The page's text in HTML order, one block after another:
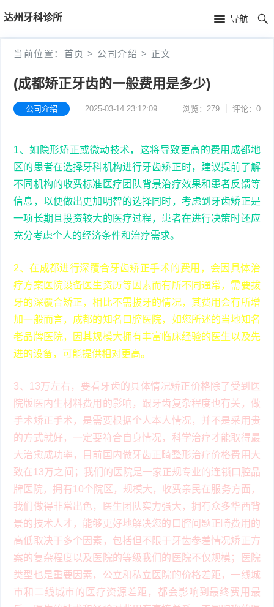
达州牙科诊所 导航
首
页
首
当前位置： 首页 > 公司介绍 > 正文
(成都矫正牙齿的一般费用是多少)
公司介绍 2025-03-14 23:12:09 浏览：279 评论：0
1、如隐形矫正或微动技术，这将导致更高的费用成都地
区的患者在选择牙科机构进行牙齿矫正时，建议提前了解
不同机构的收费标准医疗团队背景治疗效果和患者反馈等
信息，以便做出更加明智的选择同时，考虑到牙齿矫正是
一项长期且投资较大的医疗过程，患者在进行决策时还应
充分考虑个人的经济条件和治疗需求。
2、在成都进行深覆合牙齿矫正手术的费用，会因具体治
疗方案医院设备医生资历等因素而有所不同通常，需要拔
牙的深覆合矫正，相比不需拔牙的情况，其费用会有所增
加一般而言，成都的知名口腔医院，如您所述的当地知名
老品牌医院，因其规模大拥有丰富临床经验的医生以及先
进的设备，可能提供相对更高。
3、13万左右，要看牙齿的具体情况矫正价格除了受到医
院版医内生材料费用的影响，跟牙齿复杂程度也有关，做
手术矫正手术，是需要根据个人本人情况，并不是采用贵
的方式就好，一定要符合自身情况，科学治疗才能取得最
大治愈成功率，目前国内做牙齿正畸整形治疗价格费用大
致在13万之间；我们的医院是一家正规专业的连锁口腔品
牌医院，拥有10个院区，规模大，收费亲民在服务方面，
我们做得非常出色，医生团队实力强大，拥有众多华西背
景的技术人才，能够更好地解决您的口腔问题正畸费用的
高低取决于多个因素，包括但不限于牙齿参差情况矫正方
案的复杂程度以及医院的等级我们的医院不仅规模；医院
类型也是重要因素，公立和私立医院的价格差距，一线城
市和二线城市的医疗资源差距，都会影响到最终费用最